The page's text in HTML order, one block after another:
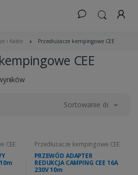
i Kable Przedłużacze kempingowe CEE
CEE
Sortowanie domyślne
CEE
Przedłużacze kempingowe CEE
PRZEWÓD ADAPTER
REDUKCJA CAMPING CEE 16A
230V 10m